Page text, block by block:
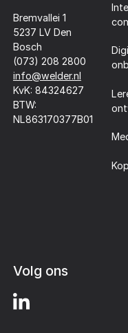
Bremvallei 1
5237 LV Den
Bosch
(073) 208 2800
info@welder.nl
KvK: 84324627
BTW:
NL863170377B01
Volg ons